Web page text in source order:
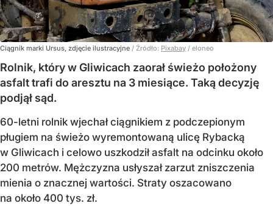
Ciągnik marki Ursus, zdjęcie ilustracyjne / Źródło: Pixabay / eloneo
Rolnik, który w Gliwicach zaorał świeżo położony
asfalt trafi do aresztu na 3 miesiące. Taką decyzję
podjął sąd.
60-letni rolnik wjechał ciągnikiem z podczepionym
pługiem na świeżo wyremontowaną ulicę Rybacką
w Gliwicach i celowo uszkodził asfalt na odcinku około
200 metrów. Mężczyzna usłyszał zarzut zniszczenia
mienia o znacznej wartości. Straty oszacowano
na około 400 tys. zł.